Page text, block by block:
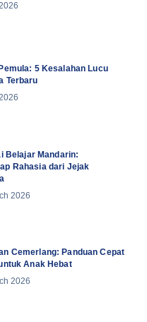
5 Kesalahan Lucu
Terbaru
Belajar Mandarin:
Rahasia dari Jejak
2026
Cemerlang: Panduan Cepat
Anak Hebat
2026